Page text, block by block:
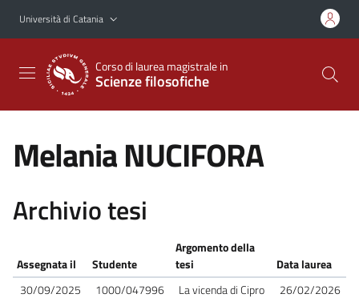
Vai al contenuto principale
Vai al menu di navigazione
Università di Catania
Corso di laurea magistrale in
Scienze filosofiche
Melania NUCIFORA
Archivio tesi
Assegnata il Studente
Argomento della
tesi
Data laurea
30/09/2025
1000/047996
La vicenda di Cipro
26/02/2026